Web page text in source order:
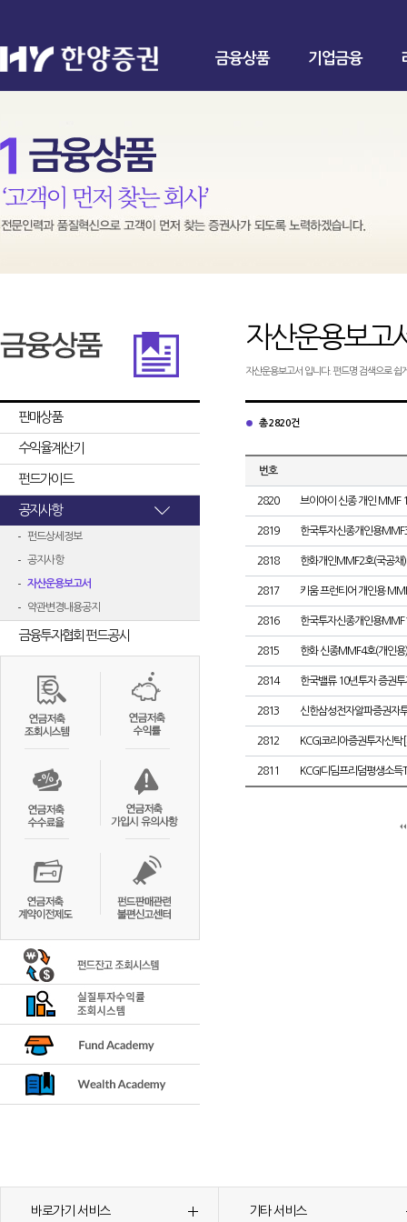
금융상품 기업금융
판매상품
수익율계산기
펀드가이드
공지사항
펀드상세정보
공지사항
자산운용보고서
약관변경내용공지
금융투자협회 펀드공시
자산운용보고
자산운용보고서 입니다. 펀드명 검색으로 쉽
총 2820건
번호
2820 브이아이 신종 개인 MMF
2819 한국투자신종개인용
2818 한화개인MMF2호(국공채)
2817 키움 프런티어 개인용
2816 한국투자신종개인용
2815 한화 신종MMF4호(개인용)
2814 한국밸류 10년투자 증권
2813 신한삼성전자알파증권자
2812 KCGI코리아증권투자신
2811 KCGI디딤프리덤평생소
바로가기 서비스 기타 서비스